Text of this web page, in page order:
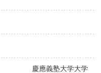
慶應義塾大学大学